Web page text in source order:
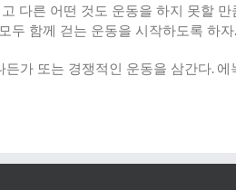
다른 어떤 것도 운동을 하지 못할
두 함께 걷는 운동을 시작하도록 하자.
가 또는 경쟁적인 운동을 삼간다. 에